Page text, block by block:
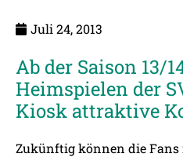
Juli 24, 2013
Ab der Saison 13/
Heimspielen der
Kiosk attraktive
Zukünftig können die Fans